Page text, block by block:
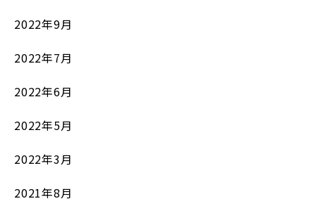
2022年9月
2022年7月
2022年6月
2022年5月
2022年3月
2021年8月